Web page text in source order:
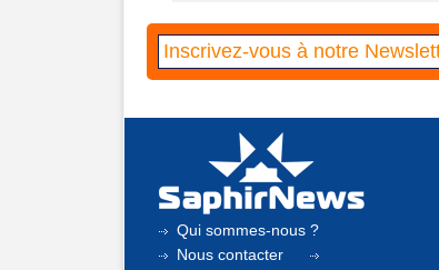
Qui sommes-nous ?
Nous contacter